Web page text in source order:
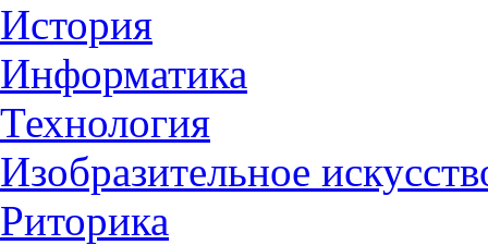
История
Информатика
Технология
Изобразительное
Риторика